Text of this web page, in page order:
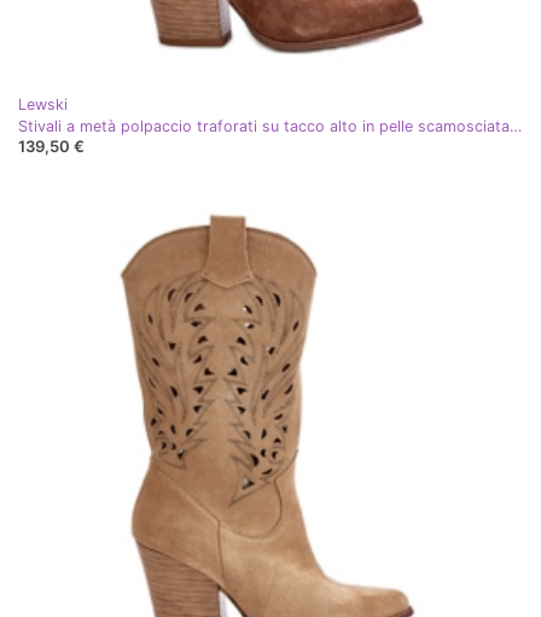
Lewski
Stivali a metà polpaccio traforati su tacco alto in pelle scamosciata Lewski 3609 Marrone
139,50 €